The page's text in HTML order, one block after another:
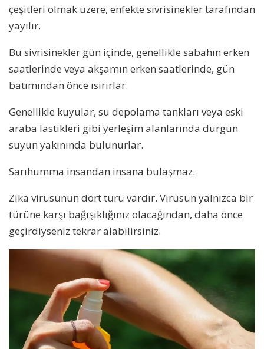
çeşitleri olmak üzere, enfekte sivrisinekler tarafından
yayılır.
Bu sivrisinekler gün içinde, genellikle sabahın erken
saatlerinde veya akşamın erken saatlerinde, gün
batımından önce ısırırlar.
Genellikle kuyular, su depolama tankları veya eski
araba lastikleri gibi yerleşim alanlarında durgun
suyun yakınında bulunurlar.
Sarıhumma insandan insana bulaşmaz.
Zika virüsünün dört türü vardır. Virüsün yalnızca bir
türüne karşı bağışıklığınız olacağından, daha önce
geçirdiyseniz tekrar alabilirsiniz.